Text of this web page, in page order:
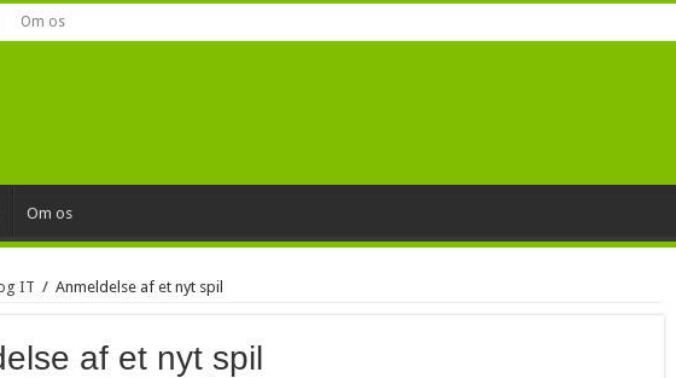
Om os
Om os
IT / Anmeldelse af et nyt spil
af et nyt spil